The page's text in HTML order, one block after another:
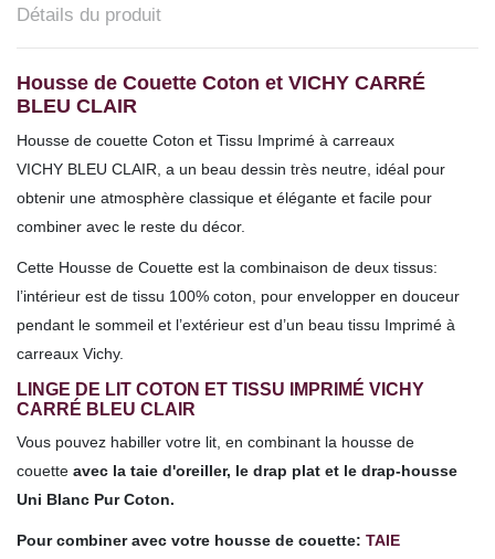
Détails du produit
Housse de Couette Coton et VICHY CARRÉ
BLEU CLAIR
Housse de couette Coton et Tissu Imprimé à carreaux
VICHY BLEU CLAIR, a un beau dessin très neutre, idéal pour
obtenir une atmosphère classique et élégante et facile pour
combiner avec le reste du décor.
Cette Housse de Couette est la combinaison de deux tissus:
l’intérieur est de tissu 100% coton, pour envelopper en douceur
pendant le sommeil et l’extérieur est d’un beau tissu Imprimé à
carreaux Vichy.
LINGE DE LIT COTON ET TISSU IMPRIMÉ VICHY
CARRÉ BLEU CLAIR
Vous pouvez habiller votre lit, en combinant la housse de
couette avec la taie d'oreiller, le drap plat et le drap-housse
Uni Blanc Pur Coton.
Pour combiner avec votre housse de couette: TAIE